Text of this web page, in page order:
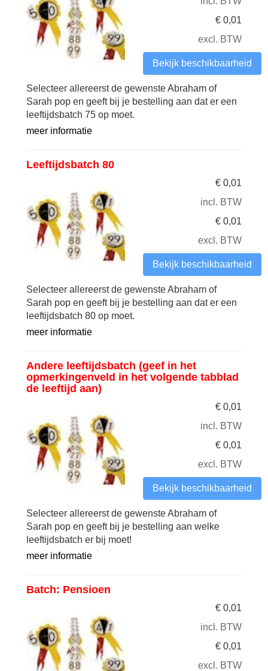
€ 0,01
excl. BTW
Bekijk beschikbaarheid
Selecteer allereerst de gewenste Abraham of
Sarah pop en geeft bij je bestelling aan dat er een
leeftijdsbatch 75 op moet.
meer informatie
Leeftijdsbatch 80
€ 0,01
incl. BTW
€ 0,01
excl. BTW
Bekijk beschikbaarheid
Selecteer allereerst de gewenste Abraham of
Sarah pop en geeft bij je bestelling aan dat er een
leeftijdsbatch 80 op moet.
meer informatie
Andere leeftijdsbatch (geef in het
opmerkingenveld in het volgende tabblad
de leeftijd aan)
€ 0,01
incl. BTW
€ 0,01
excl. BTW
Bekijk beschikbaarheid
Selecteer allereerst de gewenste Abraham of
Sarah pop en geeft bij je bestelling aan welke
leeftijdsbatch er bij moet!
meer informatie
Batch: Pensioen
€ 0,01
incl. BTW
€ 0,01
excl. BTW